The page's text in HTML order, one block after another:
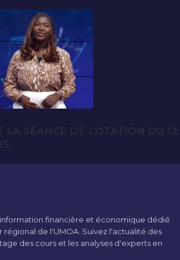
LA SÉANCE DE COTATION DU 12
financière et économique dédié
régional de l'UMOA. Suivez l'actualité des
des cours et les analyses d'experts en